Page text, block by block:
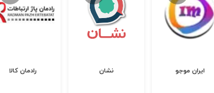
رادمان کالا نشان ایران موجو